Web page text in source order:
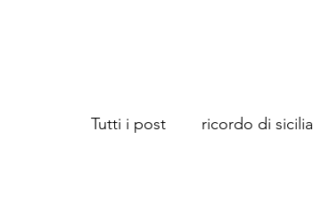
Tutti i post ricordo di sicilia